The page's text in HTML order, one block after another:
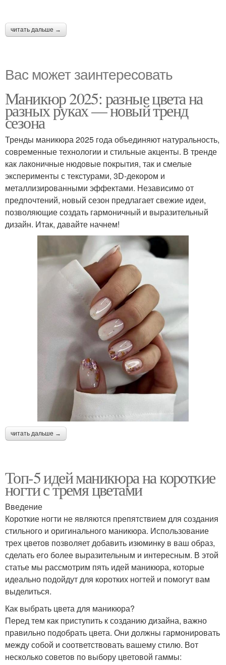
читать дальше →
Вас может заинтересовать
Маникюр 2025: разные цвета на
разных руках — новый тренд
сезона
Тренды маникюра 2025 года объединяют натуральность,
современные технологии и стильные акценты. В тренде
как лаконичные нюдовые покрытия, так и смелые
эксперименты с текстурами, 3D-декором и
металлизированными эффектами. Независимо от
предпочтений, новый сезон предлагает свежие идеи,
позволяющие создать гармоничный и выразительный
дизайн. Итак, давайте начнем!
читать дальше →
Топ-5 идей маникюра на короткие
ногти с тремя цветами
Введение
Короткие ногти не являются препятствием для создания
стильного и оригинального маникюра. Использование
трех цветов позволяет добавить изюминку в ваш образ,
сделать его более выразительным и интересным. В этой
статье мы рассмотрим пять идей маникюра, которые
идеально подойдут для коротких ногтей и помогут вам
выделиться.
Как выбрать цвета для маникюра?
Перед тем как приступить к созданию дизайна, важно
правильно подобрать цвета. Они должны гармонировать
между собой и соответствовать вашему стилю. Вот
несколько советов по выбору цветовой гаммы: